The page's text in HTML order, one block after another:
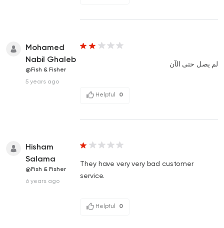
Mohamed
Nabil Ghaleb
@Fish & Fisher
5 years ago
لم يصل حتى الآن
Helpful 0
Hisham
Salama
@Fish & Fisher
6 years ago
They have very very bad customer
service.
Helpful 0